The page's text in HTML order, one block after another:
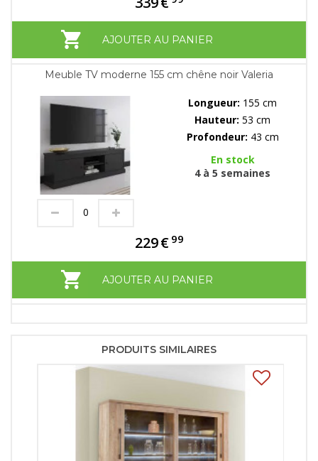
AJOUTER AU PANIER
Meuble TV moderne 155 cm chêne noir Valeria
Longueur: 155 cm
Hauteur: 53 cm
Profondeur: 43 cm
En stock
4 à 5 semaines
229€ 99
AJOUTER AU PANIER
PRODUITS SIMILAIRES